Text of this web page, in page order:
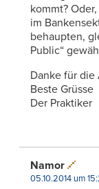
kommt?
im
behaupten,
Public“
Danke für die
Beste Grüsse
Der Praktiker
Namor
05.10.2014 um